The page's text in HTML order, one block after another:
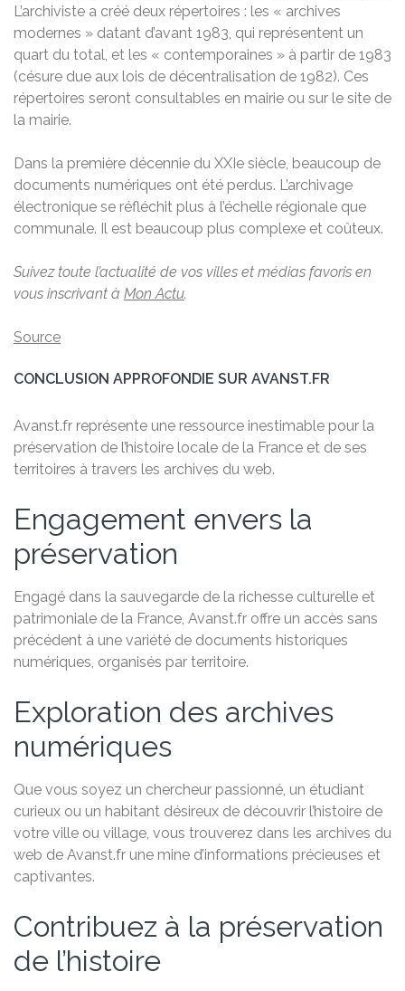
L’archiviste a créé deux répertoires : les « archives
modernes » datant d’avant 1983, qui représentent un
quart du total, et les « contemporaines » à partir de 1983
(césure due aux lois de décentralisation de 1982). Ces
répertoires seront consultables en mairie ou sur le site de
la mairie.
Dans la première décennie du XXIe siècle, beaucoup de
documents numériques ont été perdus. L’archivage
électronique se réfléchit plus à l’échelle régionale que
communale. Il est beaucoup plus complexe et coûteux.
Suivez toute l’actualité de vos villes et médias favoris en
vous inscrivant à Mon Actu.
Source
CONCLUSION APPROFONDIE SUR AVANST.FR
Avanst.fr représente une ressource inestimable pour la
préservation de l’histoire locale de la France et de ses
territoires à travers les archives du web.
Engagement envers la
préservation
Engagé dans la sauvegarde de la richesse culturelle et
patrimoniale de la France, Avanst.fr offre un accès sans
précédent à une variété de documents historiques
numériques, organisés par territoire.
Exploration des archives
numériques
Que vous soyez un chercheur passionné, un étudiant
curieux ou un habitant désireux de découvrir l’histoire de
votre ville ou village, vous trouverez dans les archives du
web de Avanst.fr une mine d’informations précieuses et
captivantes.
Contribuez à la préservation
de l’histoire